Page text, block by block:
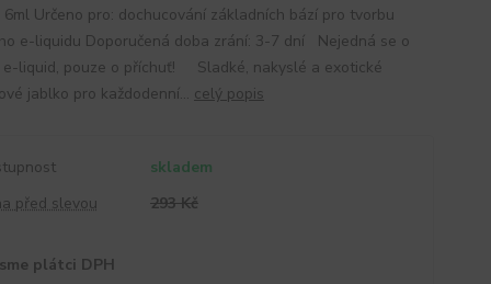
6ml Určeno pro: dochucování základních bází pro tvorbu
e-liquidu Doporučená doba zrání: 3-7 dní Nejedná se o
e-liquid, pouze o příchuť! Sladké, nakyslé a exotické
jablko pro každodenní... celý popis
skladem
před slevou
293 Kč
plátci DPH